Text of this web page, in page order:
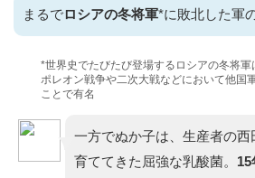
まるでロシアの冬将軍*に敗北した軍
*世界史でたびたび登場するロシアの冬将
ポレオン戦争や二次大戦などにおいて他国
ことで有名
一方でぬか子は、生産者の西
育ててきた屈強な乳酸菌。